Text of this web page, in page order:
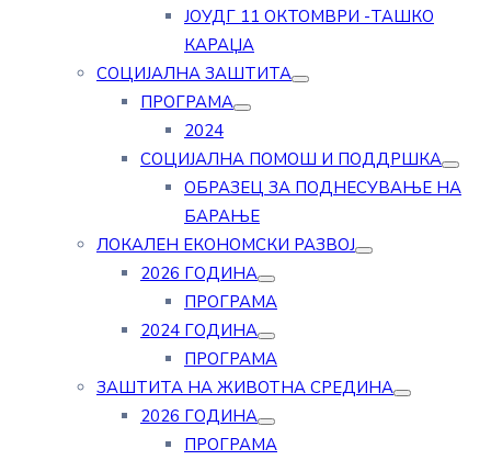
ЈОУДГ 11 ОКТОМВРИ -ТАШКО
КАРАЏА
СОЦИЈАЛНА ЗАШТИТА
ПРОГРАМА
2024
СОЦИЈАЛНА ПОМОШ И ПОДДРШКА
ОБРАЗЕЦ ЗА ПОДНЕСУВАЊЕ НА
БАРАЊЕ
ЛОКАЛЕН ЕКОНОМСКИ РАЗВОЈ
2026 ГОДИНА
ПРОГРАМА
2024 ГОДИНА
ПРОГРАМА
ЗАШТИТА НА ЖИВОТНА СРЕДИНА
2026 ГОДИНА
ПРОГРАМА